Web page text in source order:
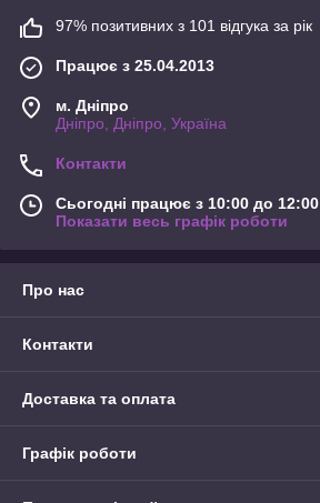
97% позитивних з 101 відгука за рік
Працює з 25.04.2013
м. Дніпро
Дніпро, Дніпро, Україна
Контакти
Сьогодні працює з 10:00 до 12:00
Показати весь графік роботи
Про нас
Контакти
Доставка та оплата
Графік роботи